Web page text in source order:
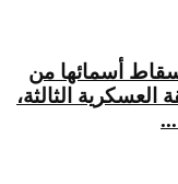
أسمائها من
الثالثة،